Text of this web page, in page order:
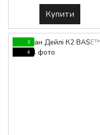
Купити
3
4